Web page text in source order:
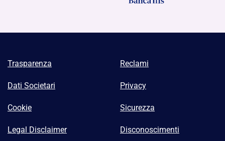
Trasparenza Reclami
Dati Societari Privacy
Cookie Sicurezza
Legal Disclaimer Disconoscimenti